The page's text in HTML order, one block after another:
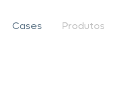
Cases Produtos